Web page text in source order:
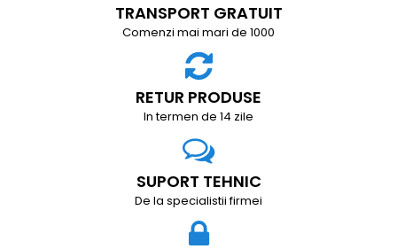
TRANSPORT GRATUIT
Comenzi mai mari de 1000
RETUR PRODUSE
In termen de 14 zile
SUPORT TEHNIC
De la specialistii firmei